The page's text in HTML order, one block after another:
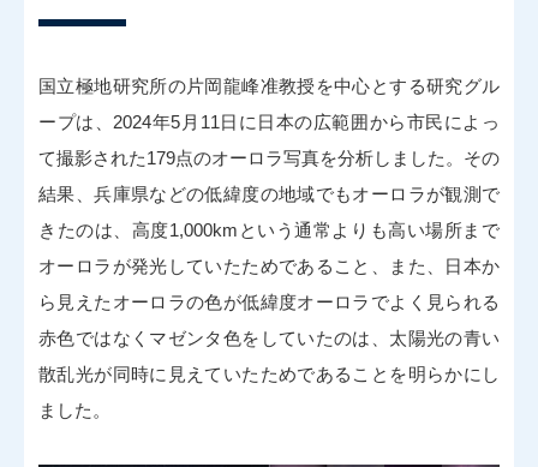
国立極地研究所の片岡龍峰准教授を中心とする研究グル
ープは、2024年5月11日に日本の広範囲から市民によっ
て撮影された179点のオーロラ写真を分析しました。その
結果、兵庫県などの低緯度の地域でもオーロラが観測で
きたのは、高度1,000kmという通常よりも高い場所まで
オーロラが発光していたためであること、また、日本か
ら見えたオーロラの色が低緯度オーロラでよく見られる
赤色ではなくマゼンタ色をしていたのは、太陽光の青い
散乱光が同時に見えていたためであることを明らかにし
ました。